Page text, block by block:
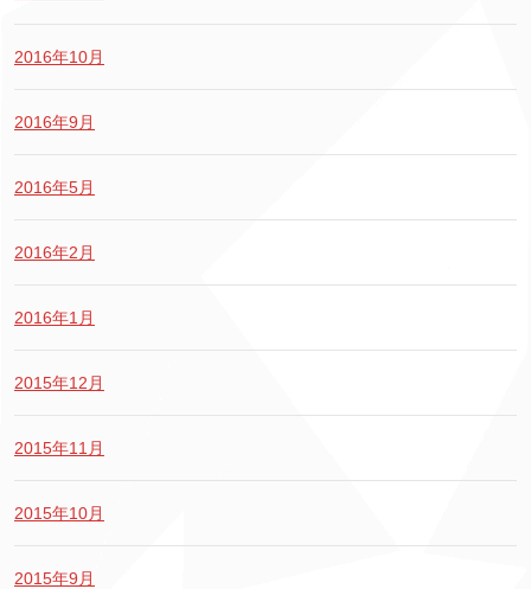
2016年10月
2016年9月
2016年5月
2016年2月
2016年1月
2015年12月
2015年11月
2015年10月
2015年9月